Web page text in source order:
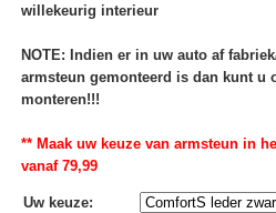
willekeurig interieur
NOTE: Indien er in uw auto af
armsteun gemonteerd is dan kunt u
monteren!!!
** Maak uw keuze van armsteun in
vanaf 79,99
Uw keuze: